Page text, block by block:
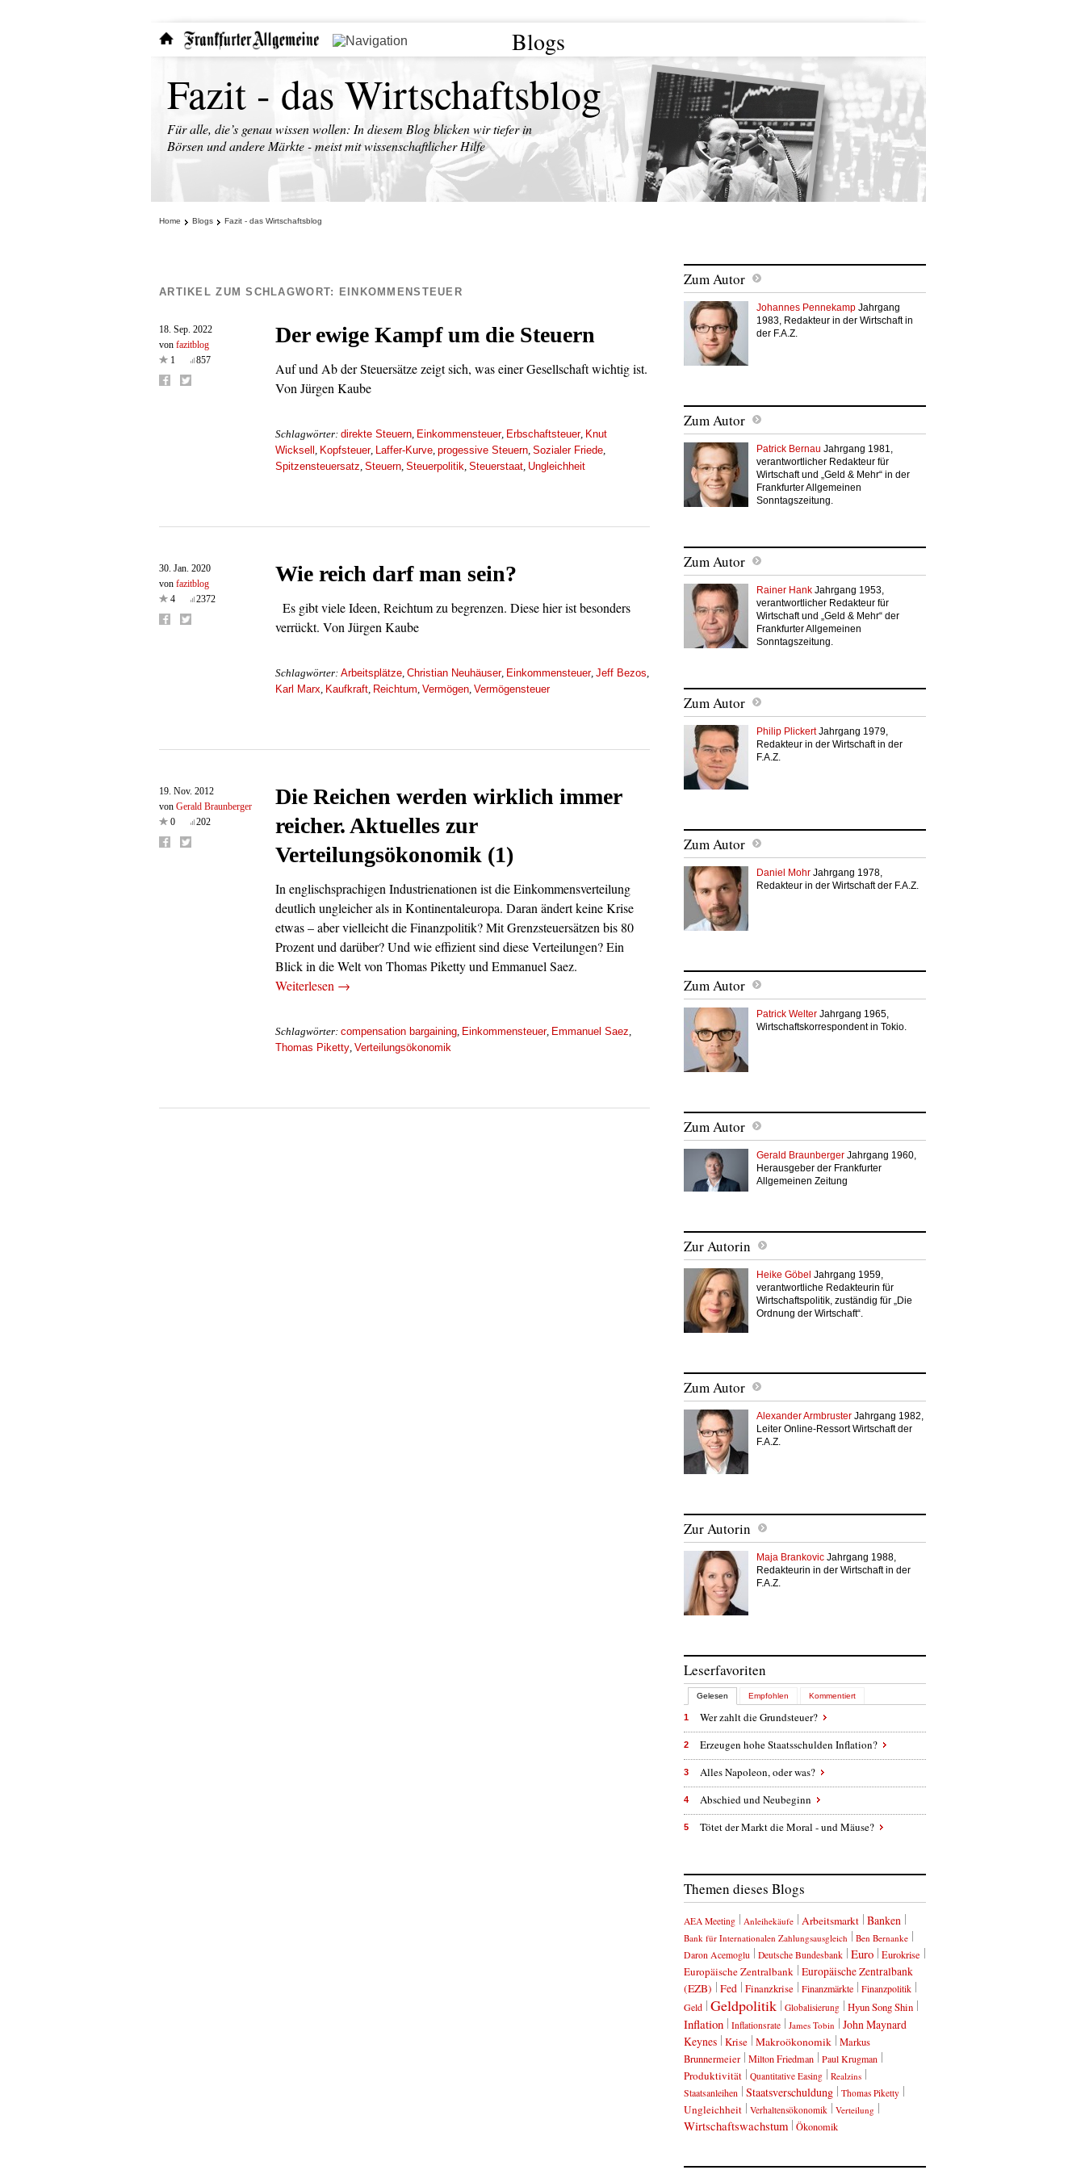
Blogs
Fazit - das Wirtschaftsblog
Für alle, die’s genau wissen wollen: In diesem Blog blicken wir tiefer in
Börsen und andere Märkte - meist mit wissenschaftlicher Hilfe
Home Blogs Fazit - das Wirtschaftsblog
ARTIKEL ZUM SCHLAGWORT: EINKOMMENSTEUER
18. Sep. 2022
von fazitblog
1
857
Der ewige Kampf um die Steuern
Auf und Ab der Steuersätze zeigt sich, was einer Gesellschaft wichtig ist.
Von Jürgen Kaube
Schlagwörter: direkte Steuern, Einkommensteuer, Erbschaftsteuer, Knut
Wicksell , Kopfsteuer, Laffer-Kurve, progessive Steuern, Sozialer Friede,
Spitzensteuersatz, Steuern, Steuerpolitik, Steuerstaat, Ungleichheit
30. Jan. 2020
von fazitblog
4
2372
Wie reich darf man sein?
Es gibt viele Ideen, Reichtum zu begrenzen. Diese hier ist besonders
verrückt. Von Jürgen Kaube
Schlagwörter: Arbeitsplätze, Christian Neuhäuser, Einkommensteuer, Jeff Bezos,
Karl Marx, Kaufkraft, Reichtum, Vermögen, Vermögensteuer
19. Nov. 2012
von Gerald Braunberger
0
202
Die Reichen werden wirklich immer
reicher. Aktuelles zur
Verteilungsökonomik (1)
In englischsprachigen Industrienationen ist die Einkommensverteilung
deutlich ungleicher als in Kontinentaleuropa. Daran ändert keine Krise
etwas – aber vielleicht die Finanzpolitik? Mit Grenzsteuersätzen bis 80
Prozent und darüber? Und wie effizient sind diese Verteilungen? Ein
Blick in die Welt von Thomas Piketty und Emmanuel Saez.
Weiterlesen →
Schlagwörter: compensation bargaining, Einkommensteuer, Emmanuel Saez,
Thomas Piketty, Verteilungsökonomik
Zum Autor
Johannes Pennekamp Jahrgang
1983, Redakteur in der Wirtschaft in
der F.A.Z.
Zum Autor
Patrick Bernau Jahrgang 1981,
verantwortlicher Redakteur für
Wirtschaft und „Geld & Mehr“ in der
Frankfurter Allgemeinen
Sonntagszeitung.
Zum Autor
Rainer Hank Jahrgang 1953,
verantwortlicher Redakteur für
Wirtschaft und „Geld & Mehr“ der
Frankfurter Allgemeinen
Sonntagszeitung.
Zum Autor
Philip Plickert Jahrgang 1979,
Redakteur in der Wirtschaft in der
F.A.Z.
Zum Autor
Daniel Mohr Jahrgang 1978,
Redakteur in der Wirtschaft der F.A.Z.
Zum Autor
Patrick Welter Jahrgang 1965,
Wirtschaftskorrespondent in Tokio.
Zum Autor
Gerald Braunberger Jahrgang 1960,
Herausgeber der Frankfurter
Allgemeinen Zeitung
Zur Autorin
Heike Göbel Jahrgang 1959,
verantwortliche Redakteurin für
Wirtschaftspolitik, zuständig für „Die
Ordnung der Wirtschaft“.
Zum Autor
Alexander Armbruster Jahrgang 1982,
Leiter Online-Ressort Wirtschaft der
F.A.Z.
Zur Autorin
Maja Brankovic Jahrgang 1988,
Redakteurin in der Wirtschaft in der
F.A.Z.
Leserfavoriten
Gelesen Empfohlen Kommentiert
1 Wer zahlt die Grundsteuer?
2 Erzeugen hohe Staatsschulden Inflation?
3 Alles Napoleon, oder was?
4 Abschied und Neubeginn
5 Tötet der Markt die Moral - und Mäuse?
Themen dieses Blogs
AEA Meeting Anleihekäufe Arbeitsmarkt Banken
Bank für Internationalen Zahlungsausgleich
Ben Bernanke
Daron Acemoglu
Deutsche Bundesbank Euro Eurokrise
Europäische Zentralbank Europäische Zentralbank
(EZB)
Fed Finanzkrise Finanzmärkte
Finanzpolitik
Geld
Geldpolitik Globalisierung Hyun Song Shin
Inflation Inflationsrate James Tobin
John Maynard
Keynes Krise Makroökonomik Markus
Brunnermeier
Milton Friedman Paul Krugman
Produktivität Quantitative Easing Realzins
Staatsanleihen Staatsverschuldung Thomas Piketty
Ungleichheit Verhaltensökonomik Verteilung
Wirtschaftswachstum Ökonomik